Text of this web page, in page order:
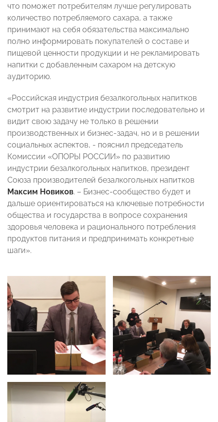
что поможет потребителям лучше регулировать
количество потребляемого сахара, а также
принимают на себя обязательства максимально
полно информировать покупателей о составе и
пищевой ценности продукции и не рекламировать
напитки с добавленным сахаром на детскую
аудиторию.
«Российская индустрия безалкогольных напитков
смотрит на развитие индустрии последовательно и
видит свою задачу не только в решении
производственных и бизнес-задач, но и в решении
социальных аспектов, - пояснил председатель
Комиссии «ОПОРЫ РОССИИ» по развитию
индустрии безалкогольных напитков, президент
Союза производителей безалкогольных напитков
Максим Новиков. – Бизнес-сообщество будет и
дальше ориентироваться на ключевые потребности
общества и государства в вопросе сохранения
здоровья человека и рационального потребления
продуктов питания и предпринимать конкретные
шаги».